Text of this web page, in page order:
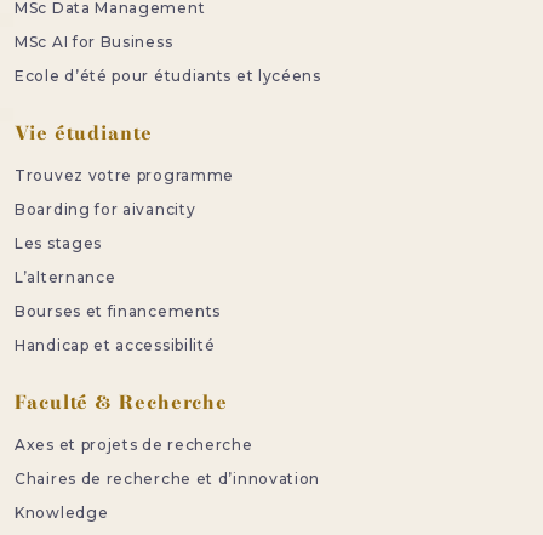
MSc Data Management
MSc AI for Business
Ecole d’été pour étudiants et lycéens
Vie étudiante
Trouvez votre programme
Boarding for aivancity
Les stages
L’alternance
Bourses et financements
Handicap et accessibilité
Faculté & Recherche
Axes et projets de recherche
Chaires de recherche et d’innovation
Knowledge